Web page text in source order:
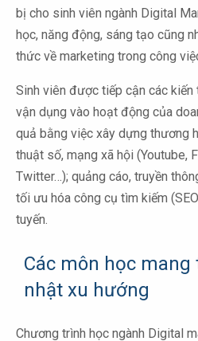
bị cho sinh viên ngành Digital
học, năng động, sáng tạo cũng
thức về marketing trong công
Sinh viên được tiếp cận các
vận dụng vào hoạt động của
quả bằng việc xây dựng thương
thuật số, mạng xã hội (Youtube,
Twitter…); quảng cáo, truyền
tối ưu hóa công cụ tìm kiếm
tuyến.
Các môn học
nhật xu hướng
Chương trình học ngành Digital